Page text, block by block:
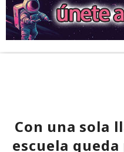
Con una sola
escuela